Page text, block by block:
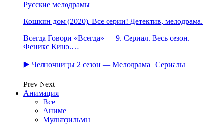
Русские мелодрамы
Кошкин дом (2020). Все серии! Детектив, мелодрама.
Всегда Говори «Всегда» — 9. Сериал. Весь сезон.
Феникс Кино.…
▶️ Челночницы 2 сезон — Мелодрама | Сериалы
Prev Next
Анимация
Все
Аниме
Мультфильмы